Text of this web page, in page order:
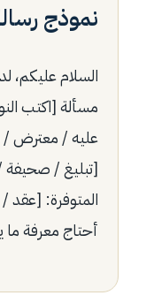
نموذج
السلام عليكم،
مسألة [اكتب
عليه / معترض /
[تبليغ /
المتوفرة:
أحتاج معرفة